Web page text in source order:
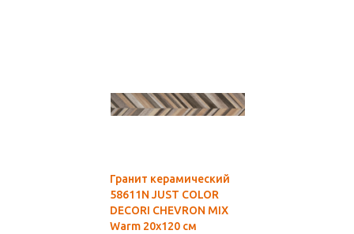
Гранит керамический
58611N JUST COLOR
DECORI CHEVRON MIX
Warm 20x120 см